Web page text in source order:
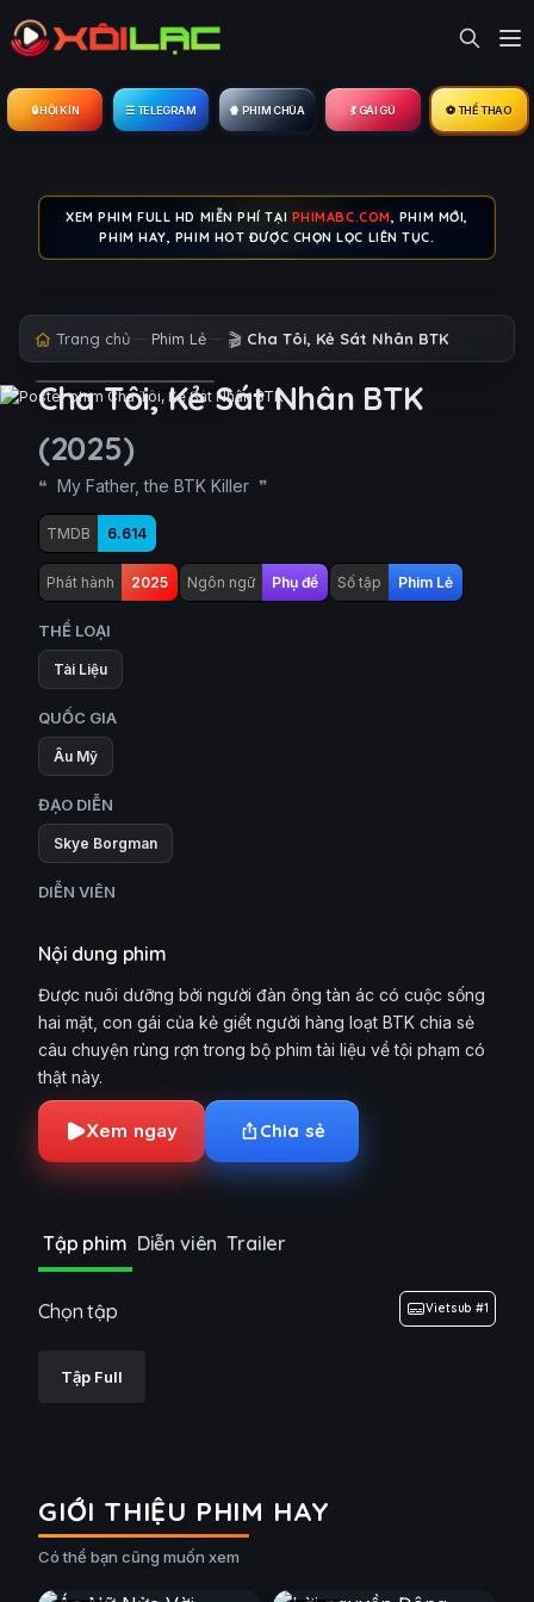
🔒︎ HỘI KÍN ☰ TELEGRAM 🍿 PHIM CHÙA 💃 GÁI GÚ ⚽ THỂ THAO
XEM PHIM FULL HD MIỄN PHÍ TẠI PHIMABC.COM, PHIM MỚI,
PHIM HAY, PHIM HOT ĐƯỢC CHỌN LỌC LIÊN TỤC.
Trang chủ Phim Lẻ 🎬 Cha Tôi, Kẻ Sát Nhân BTK
Cha Tôi, Kẻ Sát Nhân BTK
(2025)
My Father, the BTK Killer
TMDB 6.614
Phát hành 2025 Ngôn ngữ Phụ đề Số tập Phim Lẻ
THỂ LOẠI
Tài Liệu
QUỐC GIA
Âu Mỹ
ĐẠO DIỄN
Skye Borgman
DIỄN VIÊN
Nội dung phim
Được nuôi dưỡng bởi người đàn ông tàn ác có cuộc sống
hai mặt, con gái của kẻ giết người hàng loạt BTK chia sẻ
câu chuyện rùng rợn trong bộ phim tài liệu về tội phạm có
thật này.
Xem ngay Chia sẻ
Tập phim Diễn viên Trailer
Chọn tập Vietsub #1
Tập Full
GIỚI THIỆU PHIM HAY
Có thể bạn cũng muốn xem